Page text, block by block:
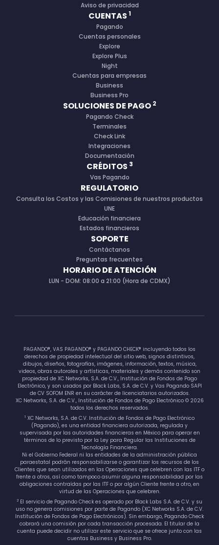
Aviso de privacidad
CUENTAS 1
Pagando
Cuentas personales
Explore
Explore Plus
Night
Cuentas para empresas
Business
Business Pro
SOLUCIONES DE PAGO 2
Pagando Check
Terminales
Check Link
Integraciones
Documentación
CRÉDITOS 3
Vas Pagando
REGULATORIO
Consulta los Costos y las Comisiones de nuestros productos
UNE
Educación financiera
Estados financieros
SOPORTE
Contáctanos
Preguntas frecuentes
HORARIO DE ATENCIÓN
LUN - DOM: 08:00 a 21:00 (Hora de CDMX)
PAGANDO®, VAS PAGANDO® y PAGANDO CHECK® incluyendo todos los
derechos de propiedad intelectual del sitio web, signos distintivos,
dibujos, diseños, fotografías, imágenes, información, textos, música,
videos, obras autorales y artísticas, materiales y demás contenido son
propiedad de XC Networks, S.A. de C.V., Institución de Fondos de Pago
Electrónico, y son usados por Black Labs, S.A. de C.V. y Vas Pagando SAPI
de CV SOFOM ENR en su carácter de licenciatarios autorizados.
XC Networks, S.A. de C.V., Institución de Fondos de Pago Electrónico © 2026
todos los derechos reservados.
1 XC Networks, S.A. de C.V. Institución de Fondos de Pago Electrónico
(Pagando), es una entidad financiera autorizada, regulada y
supervisada por las autoridades financieras en México para operar en
términos de lo previsto por la Ley para Regular las Instituciones de
Tecnología Financiera.
Ni el Gobierno Federal ni las entidades de la administración pública
paraestatal podrán responsabilizarse o garantizar los recursos de los
Clientes que sean utilizados en las Operaciones que celebren con las ITF o
frente a otros, así como tampoco asumir alguna responsabilidad por las
obligaciones contraídas por las ITF o por algún Cliente frente a otro, en
virtud de las Operaciones que celebren.
2 El servicio de Pagando Check es operado por Black Labs S.A. de C.V. y su
uso no genera comisiones por parte de Pagando (XC Networks S.A. de C.V.
Institución de Fondos de Pago Electrónicos). Sin embargo, Pagando Check
cobrará una comisión por cada transacción procesada. El titular de la
cuenta puede decidir no utilizar este servicio que se ofrece junto con las
cuentas Business y Business Pro.